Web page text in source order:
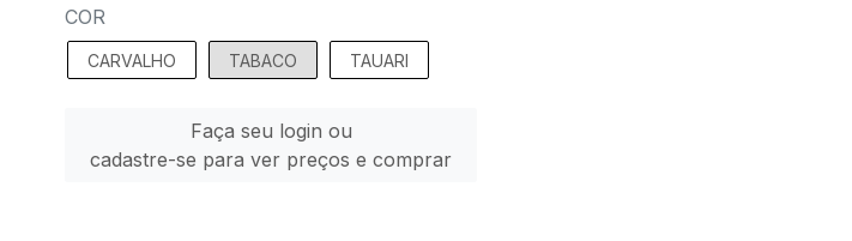
COR
CARVALHO TABACO TAUARI
Faça seu login ou
cadastre-se para ver preços e comprar